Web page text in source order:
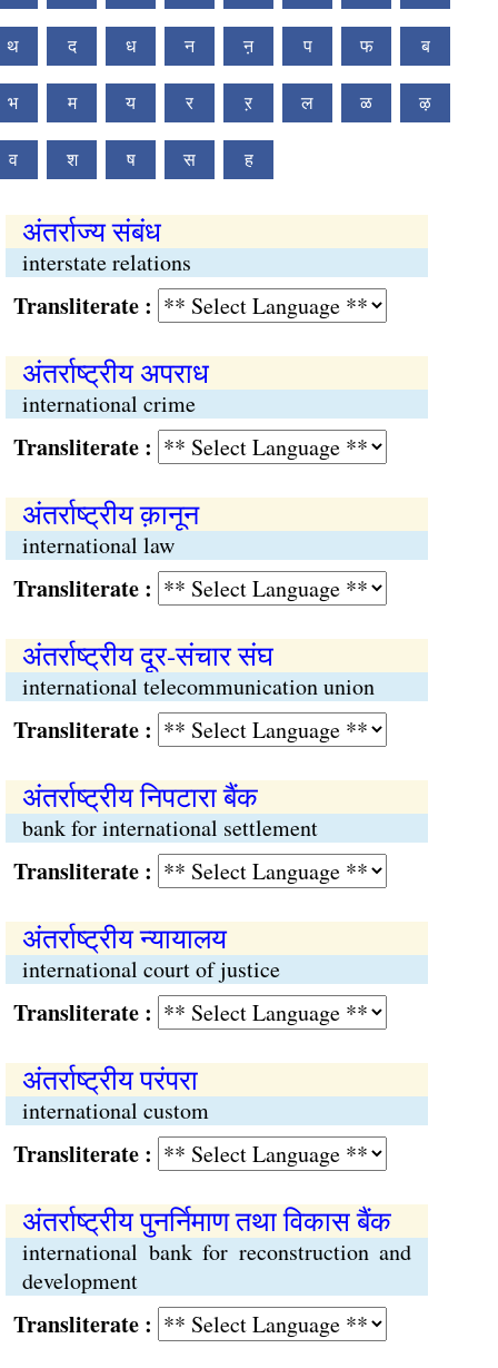
थ द ध न ऩ प फ ब
भ म य र ऱ ल ळ ऴ
व श ष स ह
अंतर्राज्य संबंध
interstate relations
:
अंतर्राष्ट्रीय अपराध
international crime
:
अंतर्राष्ट्रीय क़ानून
international law
:
अंतर्राष्ट्रीय दूर-संचार संघ
international telecommunication union
:
अंतर्राष्ट्रीय निपटारा बैंक
bank for international settlement
:
अंतर्राष्ट्रीय न्यायालय
international court of justice
:
अंतर्राष्ट्रीय परंपरा
international custom
:
अंतर्राष्ट्रीय पुनर्निमाण तथा विकास बैंक
international bank for reconstruction and
development
: